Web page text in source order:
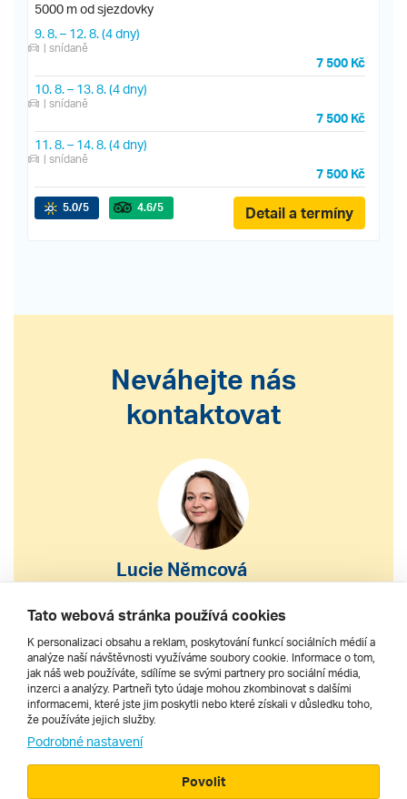
5000 m od sjezdovky
9. 8.– 12. 8.(4 dny)
| snídaně
7 500 Kč
10. 8.– 13. 8.(4 dny)
| snídaně
7 500 Kč
11. 8.– 14. 8.(4 dny)
| snídaně
7 500 Kč
5.0/5 4.6/5 Detail a termíny
Neváhejte nás
kontaktovat
Lucie Němcová
S výběrem nebo nákupem
zájezdu vám pomohu
222 200 610
Tato webová stránka používá cookies
K personalizaci obsahu a reklam, poskytování funkcí sociálních médií a
analýze naší návštěvnosti využíváme soubory cookie. Informace o tom,
jak náš web používáte, sdílíme se svými partnery pro sociální média,
inzerci a analýzy. Partneři tyto údaje mohou zkombinovat s dalšími
informacemi, které jste jim poskytli nebo které získali v důsledku toho,
že používáte jejich služby.
Podrobné nastavení
Povolit